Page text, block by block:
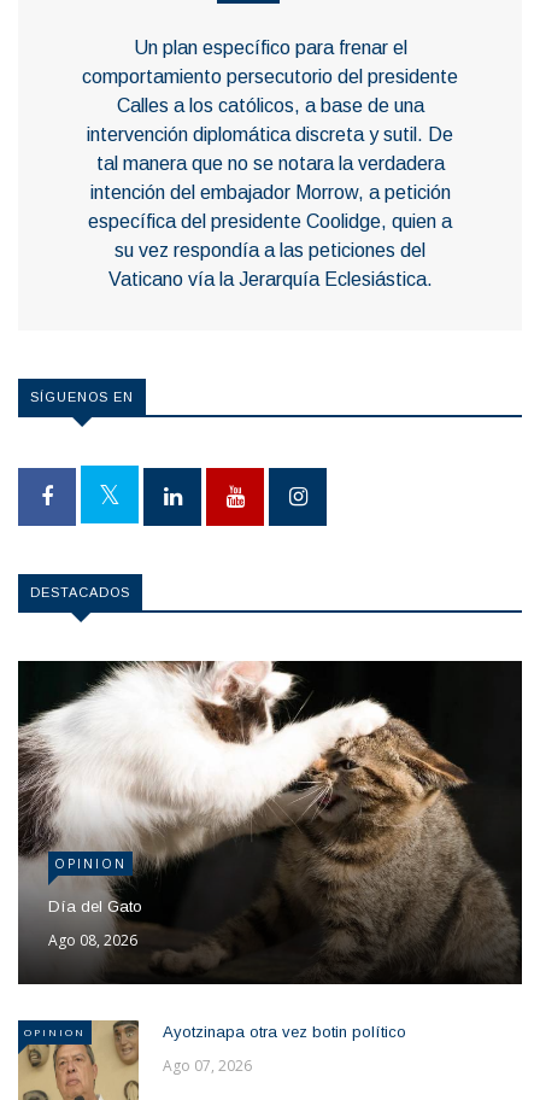
Un plan específico para frenar el
comportamiento persecutorio del presidente
Calles a los católicos, a base de una
intervención diplomática discreta y sutil. De
tal manera que no se notara la verdadera
intención del embajador Morrow, a petición
específica del presidente Coolidge, quien a
su vez respondía a las peticiones del
Vaticano vía la Jerarquía Eclesiástica.
SÍGUENOS EN
DESTACADOS
OPINION
Día del Gato
Ago 08, 2026
OPINION Ayotzinapa otra vez botin político
Ago 07, 2026